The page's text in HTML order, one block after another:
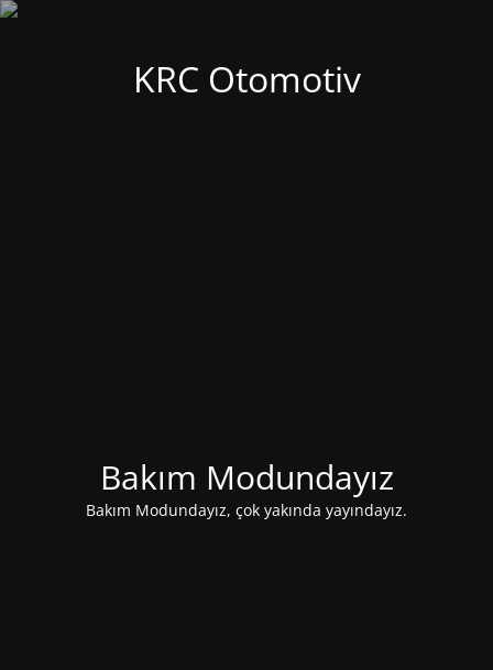
KRC Otomotiv
Bakım Modundayız
Bakım Modundayız, çok yakında yayındayız.